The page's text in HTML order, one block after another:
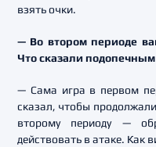
взять очки.
— Во втором периоде
Что сказали
— Сама игра в первом
сказал, чтобы
второму периоду —
действовать в атаке. Как